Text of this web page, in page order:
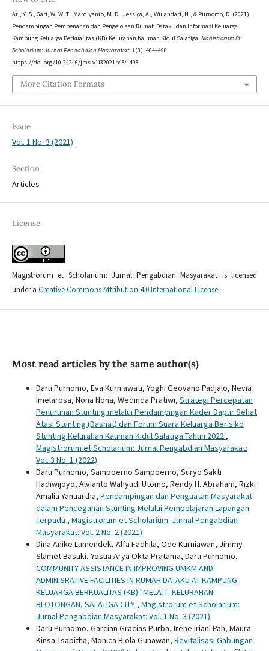
Ari, Y. S., Gari, W. W. T., Mardiyanto, M. D., Jessica, A., Wulandari, N., & Purnomo, D. (2021).
Pendampingan Pembenahan dan Pengelolaan Rumah Dataku dan Informasi Keluarga
Kampung Keluarga Berkualitas (KB) Kelurahan Kauman Kidul Salatiga. Magistrorum Et
Scholarium: Jurnal Pengabdian Masyarakat, 1(3), 484–498.
https://doi.org/10.24246/jms.v1i32021p484-498
More Citation Formats
Issue
Vol. 1 No. 3 (2021)
Section
Articles
License
Magistrorum et Scholarium: Jurnal Pengabdian Masyarakat is licensed
under a Creative Commons Attribution 4.0 International License
Most read articles by the same author(s)
Daru Purnomo, Eva Kurniawati, Yoghi Geovano Padjalo, Nevia
Imelarosa, Nona Nona, Wedinda Pratiwi, Strategi Percepatan
Penurunan Stunting melalui Pendampingan Kader Dapur Sehat
Atasi Stunting (Dashat) dan Forum Suara Keluarga Berisiko
Stunting Kelurahan Kauman Kidul Salatiga Tahun 2022 ,
Magistrorum et Scholarium: Jurnal Pengabdian Masyarakat:
Vol. 3 No. 1 (2022)
Daru Purnomo, Sampoerno Sampoerno, Suryo Sakti
Hadiwijoyo, Alvianto Wahyudi Utomo, Rendy H. Abraham, Rizki
Amalia Yanuartha, Pendampingan dan Penguatan Masyarakat
dalam Pencegahan Stunting Melalui Pembelajaran Lapangan
Terpadu , Magistrorum et Scholarium: Jurnal Pengabdian
Masyarakat: Vol. 2 No. 2 (2021)
Dina Anike Lumendek, Alfa Fadhila, Ode Kurniawan, Jimmy
Slamet Basuki, Yosua Arya Okta Pratama, Daru Purnomo,
COMMUNITY ASSISTANCE IN IMPROVING UMKM AND
ADMINISRATIVE FACILITIES IN RUMAH DATAKU AT KAMPUNG
KELUARGA BERKUALITAS (KB) "MELATI" KELURAHAN
BLOTONGAN, SALATIGA CITY , Magistrorum et Scholarium:
Jurnal Pengabdian Masyarakat: Vol. 1 No. 3 (2021)
Daru Purnomo, Garcian Gracias Purba, Irene Iriani Pah, Maura
Kinsa Tsabitha, Monica Biola Gunawan, Revitalisasi Gabungan